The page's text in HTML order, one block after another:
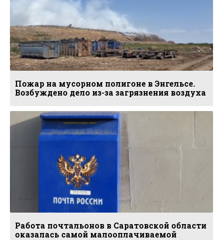
Пожар на мусорном полигоне в Энгельсе.
Возбуждено дело из-за загрязнения воздуха
Работа почтальонов в Саратовской области
оказалась самой малооплачиваемой